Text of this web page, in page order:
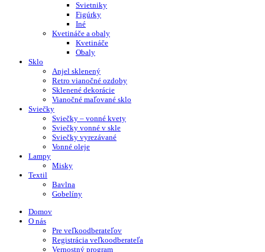
Svietniky
Figúrky
Iné
Kvetináče a obaly
Kvetináče
Obaly
Sklo
Anjel sklenený
Retro vianočné ozdoby
Sklenené dekorácie
Vianočné maľované sklo
Sviečky
Sviečky – vonné kvety
Sviečky vonné v skle
Sviečky vyrezávané
Vonné oleje
Lampy
Misky
Textil
Bavlna
Gobelíny
Domov
O nás
Pre veľkoodberateľov
Registrácia veľkoodberateľa
Vernostný program